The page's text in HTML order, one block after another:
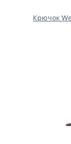
Крючок